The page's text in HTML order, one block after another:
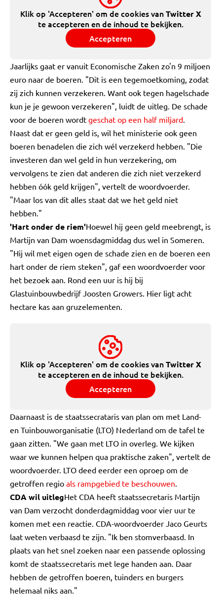
Klik op 'Accepteren' om de cookies vanTwitter X
te accepteren en de inhoud te bekijken.
Accepteren
Jaarlijks gaat er vanuit Economische Zaken zo'n 9 miljoen
euro naar de boeren. "Dit is een tegemoetkoming, zodat
zij zich kunnen verzekeren. Want ook tegen hagelschade
kun je je gewoon verzekeren", luidt de uitleg. De schade
voor de boeren wordt geschat op een half miljard.
Naast dat er geen geld is, wil het ministerie ook geen
boeren benadelen die zich wél verzekerd hebben. "Die
investeren dan wel geld in hun verzekering, om
vervolgens te zien dat anderen die zich niet verzekerd
hebben óók geld krijgen", vertelt de woordvoerder.
"Maar los van dit alles staat dat we het geld niet
hebben."
'Hart onder de riem'Hoewel hij geen geld meebrengt, is
Martijn van Dam woensdagmiddag dus wel in Someren.
"Hij wil met eigen ogen de schade zien en de boeren een
hart onder de riem steken", gaf een woordvoerder voor
het bezoek aan. Rond een uur is hij bij
Glastuinbouwbedrijf Joosten Growers. Hier ligt acht
hectare kas aan gruzelementen.
Klik op 'Accepteren' om de cookies vanTwitter X
te accepteren en de inhoud te bekijken.
Accepteren
Daarnaast is de staatssecrataris van plan om met Land-
en Tuinbouworganisatie (LTO) Nederland om de tafel te
gaan zitten. "We gaan met LTO in overleg. We kijken
waar we kunnen helpen qua praktische zaken", vertelt de
woordvoerder. LTO deed eerder een oproep om de
getroffen regio als rampgebied te beschouwen.
CDA wil uitlegHet CDA heeft staatssecretaris Martijn
van Dam verzocht donderdagmiddag voor vier uur te
komen met een reactie. CDA-woordvoerder Jaco Geurts
laat weten verbaasd te zijn. "Ik ben stomverbaasd. In
plaats van het snel zoeken naar een passende oplossing
komt de staatssecretaris met lege handen aan. Daar
hebben de getroffen boeren, tuinders en burgers
helemaal niks aan."